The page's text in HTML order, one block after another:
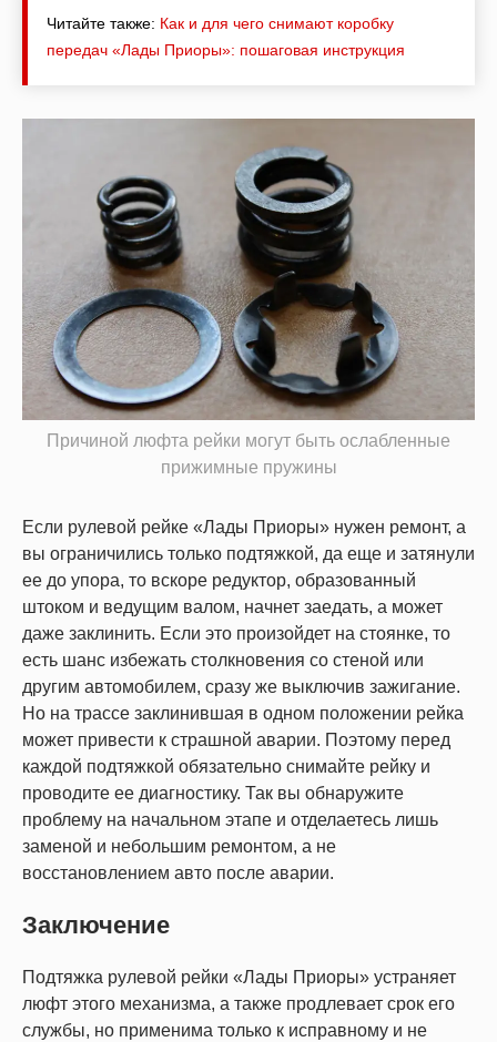
Читайте также: Как и для чего снимают коробку
передач «Лады Приоры»: пошаговая инструкция
Причиной люфта рейки могут быть ослабленные
прижимные пружины
Если рулевой рейке «Лады Приоры» нужен ремонт, а
вы ограничились только подтяжкой, да еще и затянули
ее до упора, то вскоре редуктор, образованный
штоком и ведущим валом, начнет заедать, а может
даже заклинить. Если это произойдет на стоянке, то
есть шанс избежать столкновения со стеной или
другим автомобилем, сразу же выключив зажигание.
Но на трассе заклинившая в одном положении рейка
может привести к страшной аварии. Поэтому перед
каждой подтяжкой обязательно снимайте рейку и
проводите ее диагностику. Так вы обнаружите
проблему на начальном этапе и отделаетесь лишь
заменой и небольшим ремонтом, а не
восстановлением авто после аварии.
Заключение
Подтяжка рулевой рейки «Лады Приоры» устраняет
люфт этого механизма, а также продлевает срок его
службы, но применима только к исправному и не